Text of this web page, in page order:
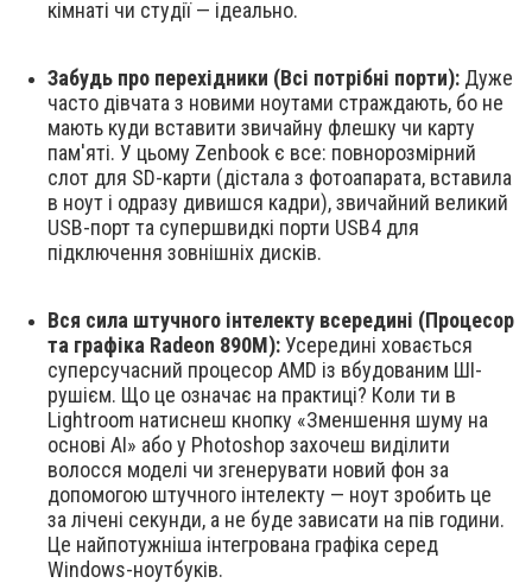
кімнаті чи студії — ідеально.
Забудь про перехідники (Всі потрібні порти): Дуже
часто дівчата з новими ноутами страждають, бо не
мають куди вставити звичайну флешку чи карту
пам'яті. У цьому Zenbook є все: повнорозмірний
слот для SD-карти (дістала з фотоапарата, вставила
в ноут і одразу дивишся кадри), звичайний великий
USB-порт та супершвидкі порти USB4 для
підключення зовнішніх дисків.
Вся сила штучного інтелекту всередині (Процесор
та графіка Radeon 890M):Усередині ховається
суперсучасний процесор AMD із вбудованим ШІ-
рушієм. Що це означає на практиці? Коли ти в
Lightroom натиснеш кнопку «Зменшення шуму на
основі AI» або у Photoshop захочеш виділити
волосся моделі чи згенерувати новий фон за
допомогою штучного інтелекту — ноут зробить це
за лічені секунди, а не буде зависати на пів години.
Це найпотужніша інтегрована графіка серед
Windows-ноутбуків.